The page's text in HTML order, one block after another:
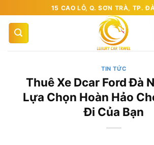
qua
dung
15 CAO LỖ, Q. SƠN TRÀ, TP.
TIN TỨC
Thuê Xe Dcar Ford Đà
Lựa Chọn Hoàn Hảo
Đi Của Bạn